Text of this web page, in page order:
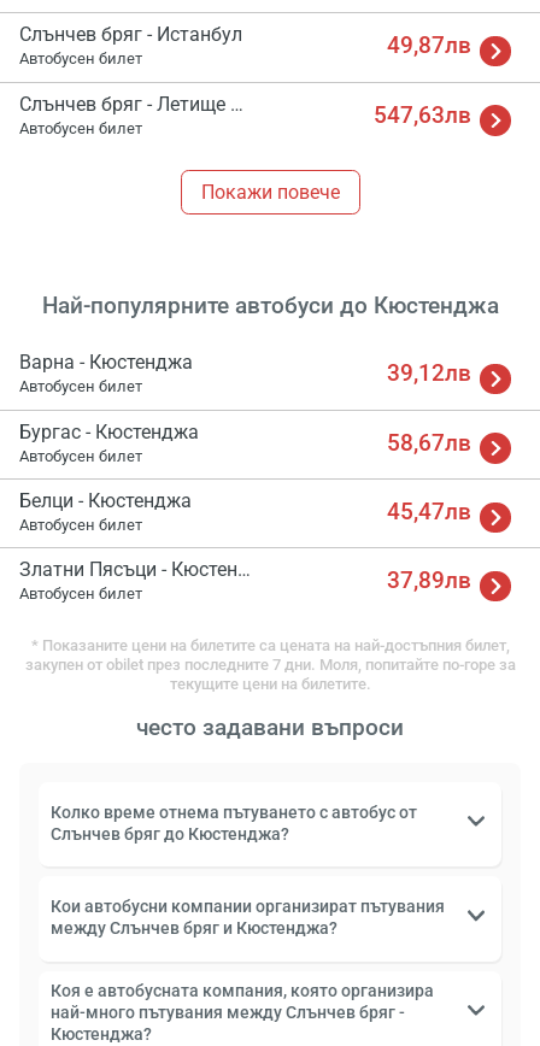
Слънчев бряг - Истанбул
Автобусен билет 49,87лв
Слънчев бряг - Летище Истанбул
Автобусен билет 547,63лв
Покажи повече
Най-популярните автобуси до Кюстенджа
Варна - Кюстенджа
Автобусен билет 39,12лв
Бургас - Кюстенджа
Автобусен билет 58,67лв
Белци - Кюстенджа
Автобусен билет 45,47лв
Златни Пясъци - Кюстенджа
Автобусен билет 37,89лв
* Показаните цени на билетите са цената на най-достъпния билет,
закупен от obilet през последните 7 дни. Моля, попитайте по-горе за
текущите цени на билетите.
често задавани въпроси
Колко време отнема пътуването с автобус от
Слънчев бряг до Кюстенджа?
Кои автобусни компании организират пътувания
между Слънчев бряг и Кюстенджа?
Коя е автобусната компания, която организира
най-много пътувания между Слънчев бряг -
Кюстенджа?